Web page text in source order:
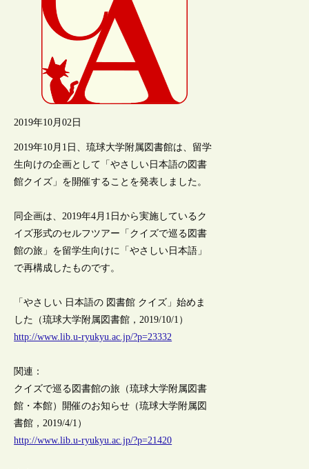
2019年10月02日
2019年10月1日、琉球大学附属図書館は、留学
生向けの企画として「やさしい日本語の図書
館クイズ」を開催することを発表しました。
同企画は、2019年4月1日から実施しているク
イズ形式のセルフツアー「クイズで巡る図書
館の旅」を留学生向けに「やさしい日本語」
で再構成したものです。
「やさしい 日本語の 図書館 クイズ」始めま
した（琉球大学附属図書館，2019/10/1）
http://www.lib.u-ryukyu.ac.jp/?p=23332
関連：
クイズで巡る図書館の旅（琉球大学附属図書
館・本館）開催のお知らせ（琉球大学附属図
書館，2019/4/1）
http://www.lib.u-ryukyu.ac.jp/?p=21420